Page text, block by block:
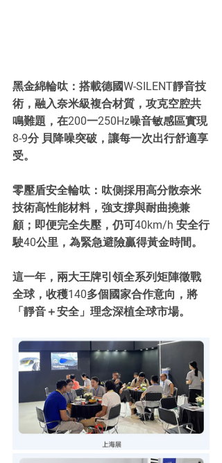
黑金綿輪呔：搭載德國W-SILENT靜音技
術，融入奈米級複合材質，攻克空腔共
鳴難題，在200一250Hz噪音敏感區實現
8-9分 貝降噪突破，讓每一次出行舒適享
受。
零壓盾安全輪呔：呔側採用高分散奈米
技術高性能材料，強支撐與耐曲撓兼
顧；即便完全失壓，仍可40km/h 安全行
駛40公里，為緊急避險贏得黃金時間。
這一年，兩大王牌引領全系列矩陣徵戰
全球，收穫140多個國家合作意向，將
「靜音＋安全」理念深植全球市場。